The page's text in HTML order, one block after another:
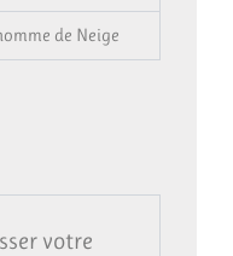
de Neige
votre